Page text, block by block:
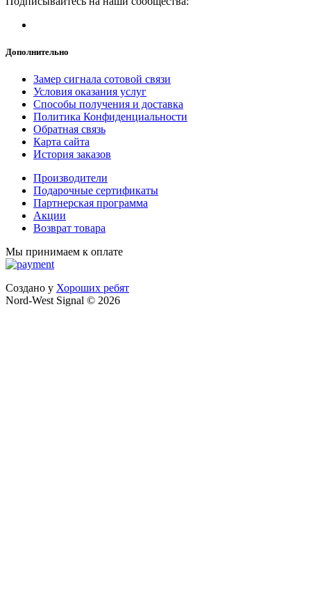
Дополнительно
Замер сигнала сотовой связи
Условия оказания услуг
Способы получения и доставка
Политика Конфиденциальности
Обратная связь
Карта сайта
История заказов
Производители
Подарочные сертификаты
Партнерская программа
Акции
Возврат товара
Мы принимаем к оплате
Создано у Хороших ребят
Nord-West Signal © 2026